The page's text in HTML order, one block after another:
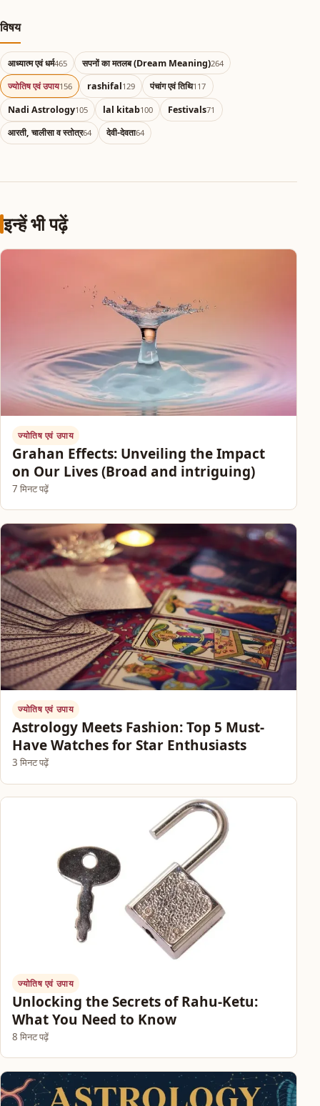
विषय
आध्यात्म एवं धर्म465 सपनों का मतलब (Dream Meaning)264
ज्योतिष एवं उपाय156 rashifal129 पंचांग एवं तिथि117
Nadi Astrology105 lal kitab100 Festivals71
आरती, चालीसा व स्तोत्र64 देवी-देवता64
इन्हें भी पढ़ें
ज्योतिष एवं उपाय
Grahan Effects: Unveiling the Impact
on Our Lives (Broad and intriguing)
7 मिनट पढ़ें
ज्योतिष एवं उपाय
Astrology Meets Fashion: Top 5 Must-
Have Watches for Star Enthusiasts
3 मिनट पढ़ें
ज्योतिष एवं उपाय
Unlocking the Secrets of Rahu-Ketu:
What You Need to Know
8 मिनट पढ़ें